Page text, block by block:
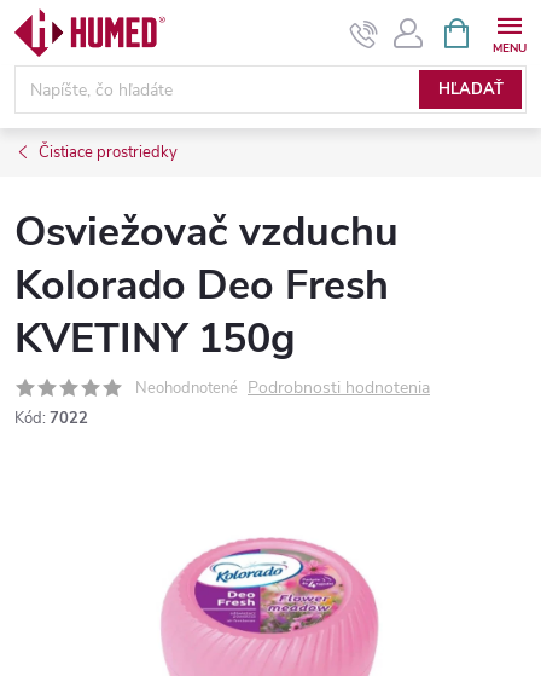
Prejsť
obsah
HĽADAŤ
KOŠÍK
Čistiace prostriedky
Osviežovač vzduchu
Kolorado Deo Fresh
KVETINY 150g
Neohodnotené Podrobnosti hodnotenia
Kód: 7022